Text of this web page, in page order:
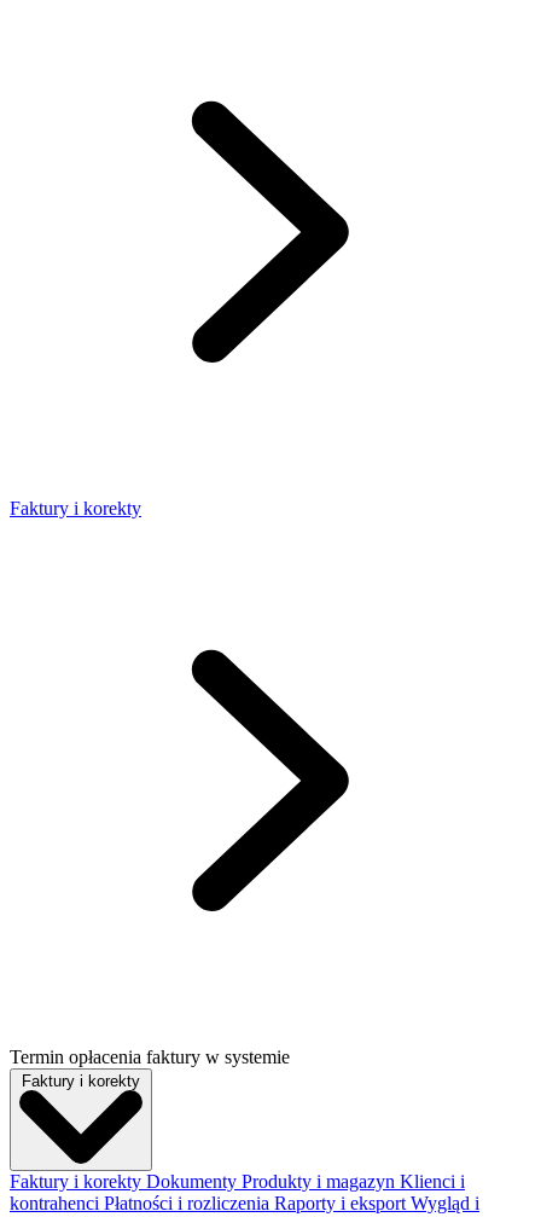
Faktury i korekty
Termin opłacenia faktury w systemie
Faktury i korekty
Faktury i korekty Dokumenty Produkty i magazyn Klienci i
kontrahenci Płatności i rozliczenia Raporty i eksport Wygląd i